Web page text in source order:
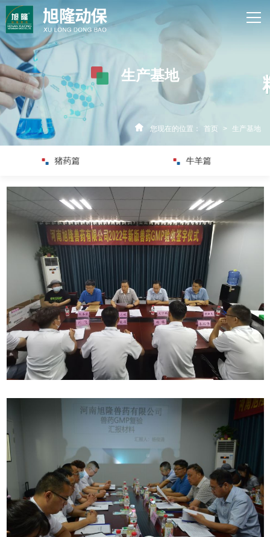
网站首页
关于旭隆
产品中心
新闻资讯
资质荣誉
技术中心
联系我们
生产基地
您现在的位置： 首页 > 生产基地
禽药篇 猪药篇